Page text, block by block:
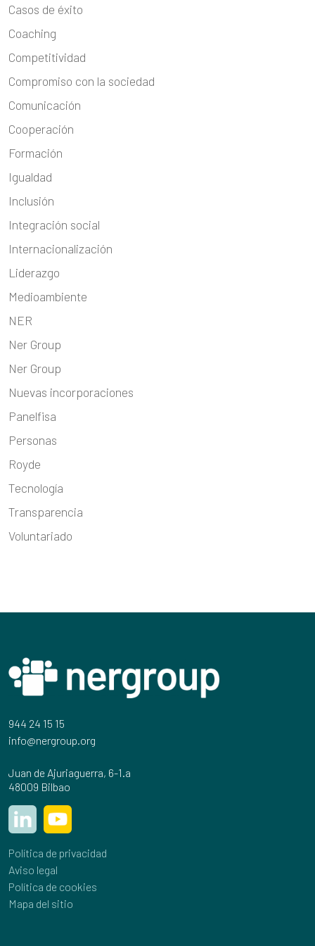
Casos de éxito
Coaching
Competitividad
Compromiso con la sociedad
Comunicación
Cooperación
Formación
Igualdad
Inclusión
Integración social
Internacionalización
Liderazgo
Medioambiente
NER
Ner Group
Ner Group
Nuevas incorporaciones
Panelfisa
Personas
Royde
Tecnología
Transparencia
Voluntariado
944 24 15 15
info@nergroup.org
Juan de Ajuriaguerra, 6-1.a
48009 Bilbao
Política de privacidad
Aviso legal
Política de cookies
Mapa del sitio